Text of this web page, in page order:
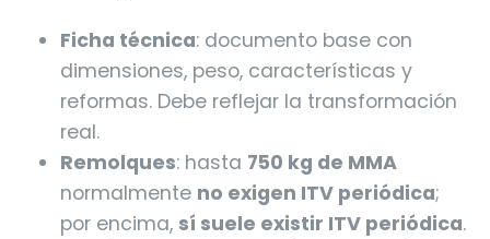
Ficha técnica: documento base con
dimensiones, peso, características y
reformas. Debe reflejar la transformación
real.
Remolques: hasta 750 kg de MMA
normalmente no exigen ITV periódica;
por encima, sí suele existir ITV periódica.